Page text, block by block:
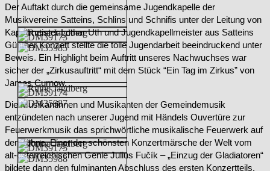
Der Auftakt durch die gemeinsame Jugendkapelle der
Musikvereine Satteins, Schlins und Schnifis unter der Leitung von
Kapellmeister Lothar Uth und Jugendkapellmeister aus Satteins
Günther Konzett stellte die tolle Jugendarbeit beeindruckend unter
Beweis. Ein Highlight beim Auftritt unseres Nachwuchses war
sicher der „Zirkusauftritt“ mit dem Stück “Ein Tag im Zirkus” von
James Curnow.
Die Musikantinnen und Musikanten der Gemeindemusik
entzündeten nach unserer Jugend mit Händels Ouvertüre zur
Feuerwerkmusik das sprichwörtliche musikalische Feuerwerk auf
der Bühne. Einer der schönsten Konzertmärsche der Welt vom
alt-österreichischen Genie Julius Fučík – „Einzug der Gladiatoren“
bildete dann den fulminanten Abschluss des ersten Konzertteils.